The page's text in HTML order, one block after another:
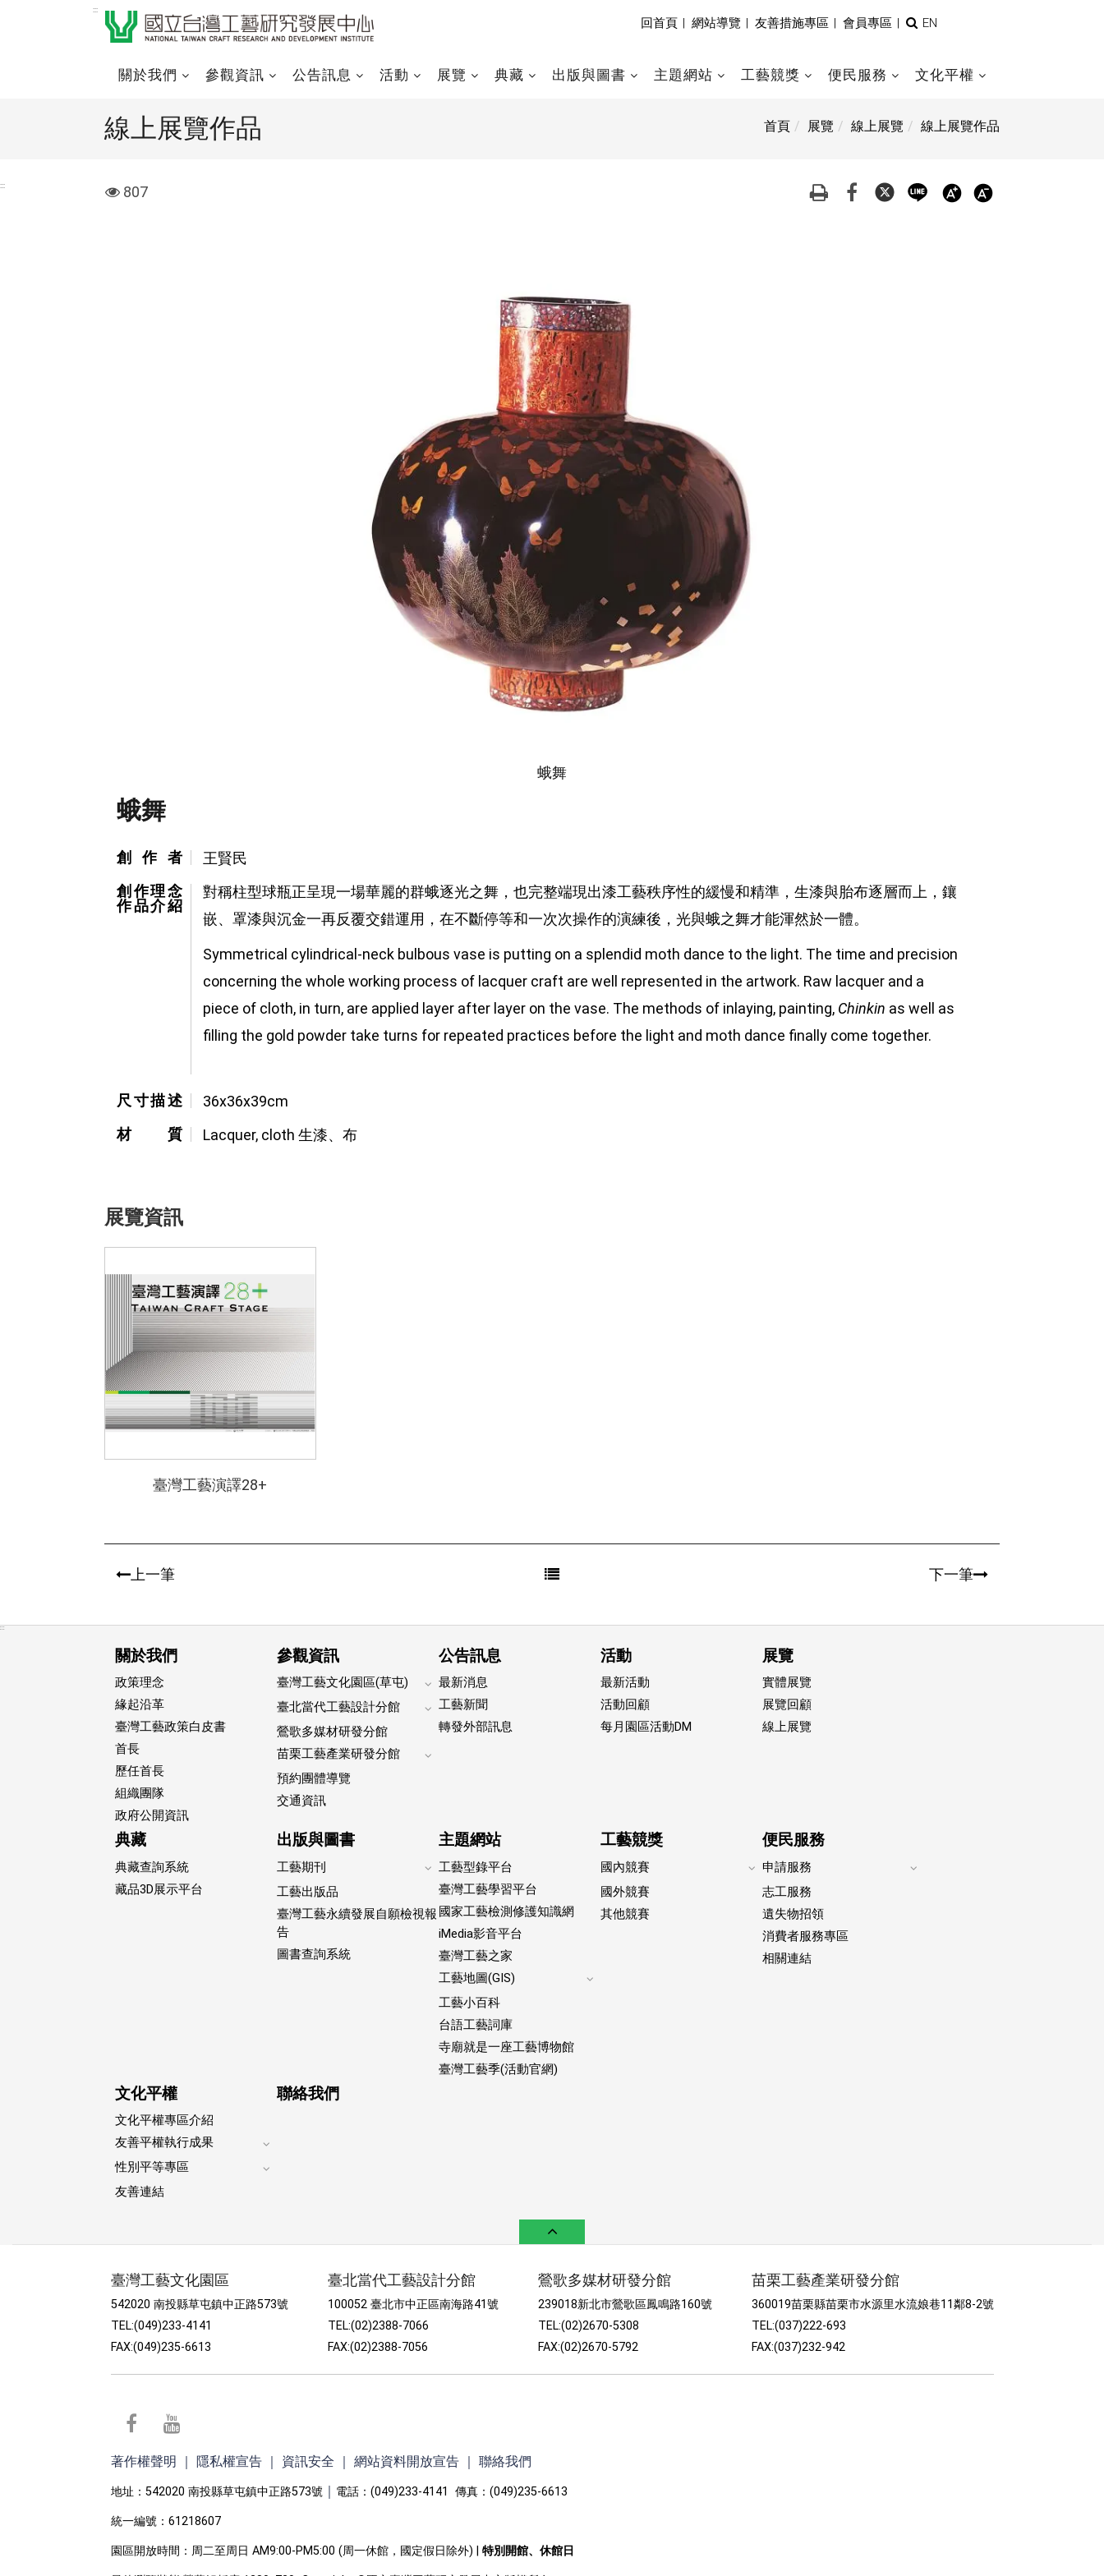
:::
回首頁 |網站導覽 |友善措施專區 |會員專區 |
全
索
EN
關於我們 參觀資訊 公告訊息 活動 展覽 典藏 出版與圖書 主題網站 工藝競獎 便民服務 文化平權
:::
首頁 展覽 線上展覽 線上展覽作品
線上展覽作品
visit
807
蛾舞
蛾舞
創作者
王賢民
創作理念
作品介紹
對稱柱型球瓶正呈現一場華麗的群蛾逐光之舞，也完整端現出漆工藝秩序性的緩慢和精準，生漆與胎布逐層而上，鑲
嵌、罩漆與沉金一再反覆交錯運用，在不斷停等和一次次操作的演練後，光與蛾之舞才能渾然於一體。
Symmetrical cylindrical-neck bulbous vase is putting on a splendid moth dance to the light. The time and precision
concerning the whole working process of lacquer craft are well represented in the artwork. Raw lacquer and a
piece of cloth, in turn, are applied layer after layer on the vase. The methods of inlaying, painting, Chinkin as well as
filling the gold powder take turns for repeated practices before the light and moth dance finally come together.
尺寸描述
36x36x39cm
材質
Lacquer, cloth 生漆、布
展覽資訊
臺灣工藝演譯28+
上一筆 下一筆
:::
關於我們
政策理念
緣起沿革
臺灣工藝政策白皮書
首長
歷任首長
組織團隊
政府公開資訊
參觀資訊
臺灣工藝文化園區(草屯)
Expand
footer
submenu
臺北當代工藝設計分館
footer
submenu
鶯歌多媒材研發分館
苗栗工藝產業研發分館
預約團體導覽
交通資訊
公告訊息
最新消息
工藝新聞
轉發外部訊息
活動
最新活動
活動回顧
每月園區活動DM
展覽
實體展覽
展覽回顧
線上展覽
典藏
典藏查詢系統
藏品3D展示平台
出版與圖書
工藝期刊
Expand
footer
submenu
工藝出版品
臺灣工藝永續發展自願檢視報
告
圖書查詢系統
主題網站
工藝型錄平台
臺灣工藝學習平台
國家工藝檢測修護知識網
iMedia影音平台
臺灣工藝之家
工藝地圖(GIS)
工藝小百科
台語工藝詞庫
寺廟就是一座工藝博物館
臺灣工藝季(活動官網)
工藝競獎
國內競賽
Expand
footer
submenu
國外競賽
其他競賽
便民服務
申請服務
志工服務
遺失物招領
消費者服務專區
相關連結
文化平權
文化平權專區介紹
友善平權執行成果
footer
性別平等專區
友善連結
聯絡我們
臺灣工藝文化園區
542020 南投縣草屯鎮中正路573號
TEL:(049)233-4141
FAX:(049)235-6613
臺北當代工藝設計分館
100052 臺北市中正區南海路41號
TEL:(02)2388-7066
FAX:(02)2388-7056
鶯歌多媒材研發分館
239018新北市鶯歌區鳳鳴路160號
TEL:(02)2670-5308
FAX:(02)2670-5792
苗栗工藝產業研發分館
360019苗栗縣苗栗市水源里水流娘巷11鄰8-2號
TEL:(037)222-693
FAX:(037)232-942
facebook
著作權聲明 ｜ 隱私權宣告 ｜ 資訊安全 ｜ 網站資料開放宣告 ｜ 聯絡我們
地址：542020 南投縣草屯鎮中正路573號 ｜ 電話：(049)233-4141 傳真：(049)235-6613
統一編號：61218607
園區開放時間：周二至周日 AM9:00-PM5:00 (周一休館，國定假日除外) | 特別開館、休館日